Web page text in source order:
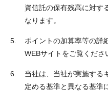
資信託の保有残高に対す
なります。
ポイントの加算率等の詳
WEBサイトをご覧くださ
当社は、当社が実施する
定める基準と異なる基準